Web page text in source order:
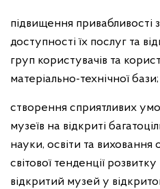
підвищення привабливості
доступності їх послуг та
груп користувачів та
матеріально-технічної бази;
створення сприятливих
музеїв на відкриті
науки, освіти та виховання
світової тенденції
відкритий музей у